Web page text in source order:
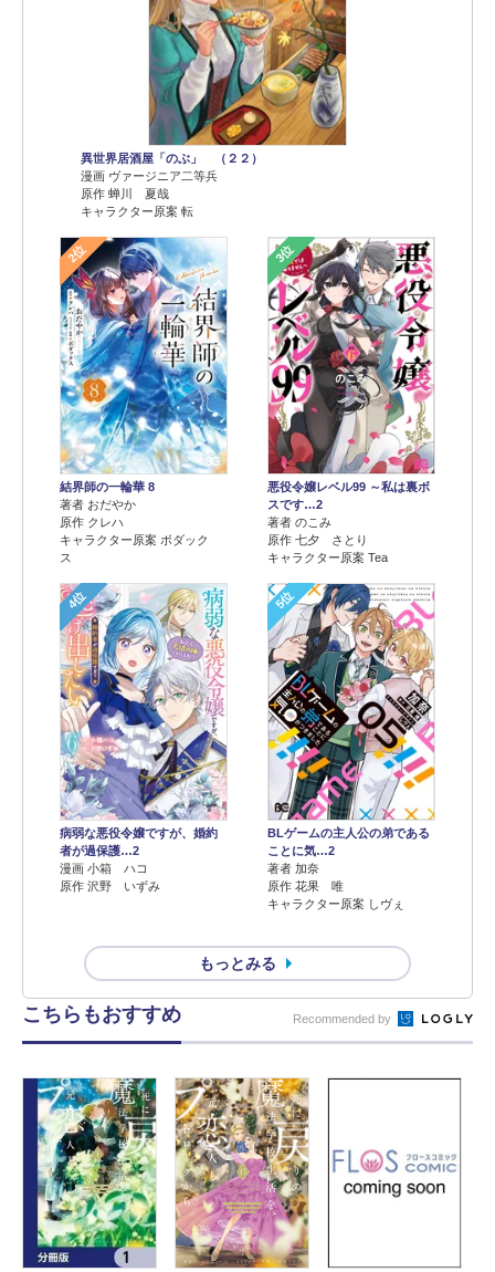
異世界居酒屋「のぶ」 （２２）
漫画 ヴァージニア二等兵
原作 蝉川 夏哉
キャラクター原案 転
2位
結界師の一輪華 8
著者 おだやか
原作 クレハ
キャラクター原案 ボダック
ス
3位
悪役令嬢レベル99 ～私は裏ボ
スです…2
著者 のこみ
原作 七夕 さとり
キャラクター原案 Tea
4位
病弱な悪役令嬢ですが、婚約
者が過保護…2
漫画 小箱 ハコ
原作 沢野 いずみ
5位
BLゲームの主人公の弟である
ことに気…2
著者 加奈
原作 花果 唯
キャラクター原案 しヴぇ
もっとみる
こちらもおすすめ Recommended by